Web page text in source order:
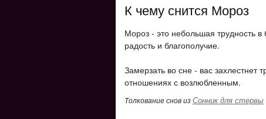
К чему снится Мороз
Мороз - это небольшая трудность в
радость и благополучие.
Замерзать во сне - вас захлестнет
отношениях с возлюбленным.
Толкование снов изСонник для стервы